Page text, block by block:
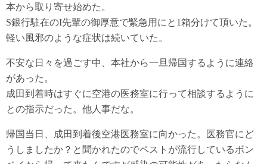
本から取り寄せ始めた。
S銀行駐在のI先輩の御厚意で緊急用にと1箱分けて頂いた。
軽い風邪のような症状は続いていた。
不安な日々を過ごす中、本社から一旦帰国するように連絡
があった。
成田到着時はすぐに空港の医務室に行って相談するように
との指示だった。他人事だな。
帰国当日、成田到着後空港医務室に向かった。医務官にど
うしましたか？と聞かれたのでペストが流行しているボン